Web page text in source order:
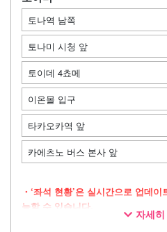
토나역 남쪽
토나미 시청 앞
토이데 4쵸메
이온몰 입구
타카오카역 앞
카에츠노 버스 본사 앞
・‘좌석 현황’은 실시간으로 업데
능할 수 있습니다.
자세